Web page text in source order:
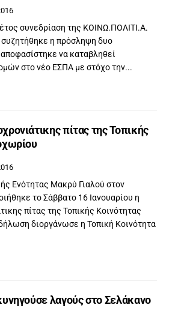
συνεδρίαση της ΚΟΙΝΩ.ΠΟΛΙΤΙ.Α.
η πρόσληψη δυο
να καταβληθεί
στο νέο ΕΣΠΑ με στόχο την...
πίτας της Τοπικής
Ενότητας Μακρύ Γιαλού στον
το Σάββατο 16 Ιανουαρίου η
πίτας της Τοπικής Κοινότητας
διοργάνωσε η Τοπική Κοινότητα
λαγούς στο Σελάκανο